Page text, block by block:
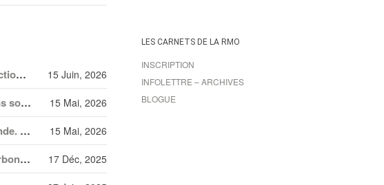
Journée d’études – « Les archives en mineur. Amateurisme, collection et création dans les arts spectaculaires à Paris, Berlin et Vienne au XX 15 Juin, 2026
Journée d’étude – « Compositeur et compositrices dans les salons sous le Second Empire » – 29-30 mai 2026 15 Mai, 2026
Appel de conférences – « Les sciences sociales à l’écoute du monde. Médias, archives et imaginaires sonores » – 15 juillet 2026 15 Mai, 2026
Appel de conférences – « Entretiens de Musique Ancienne en Sorbonne 2026 (EMAS) » – 31 janvier 2026 17 Déc, 2025
LES CARNETS DE LA RMO
INSCRIPTION
INFOLETTRE – ARCHIVES
BLOGUE